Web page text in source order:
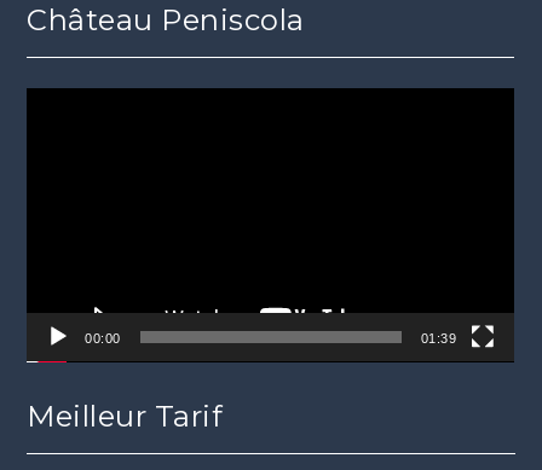
Château Peniscola
00:00 01:39
Meilleur Tarif